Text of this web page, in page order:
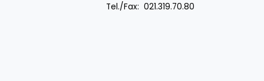
Tel./Fax: 021.319.70.80